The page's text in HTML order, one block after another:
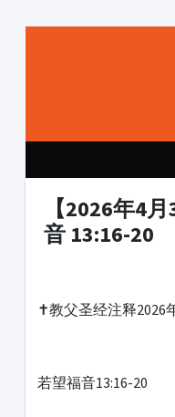
【2026年4
音 13:16-20
✝️教父圣经注释2026
若望福音13:16-20